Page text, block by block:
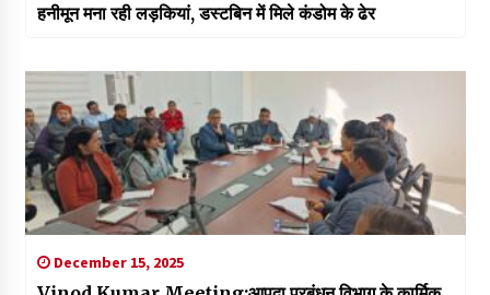
हनीमून मना रही लड़कियां, डस्टबिन में मिले कंडोम के ढेर
December 15, 2025